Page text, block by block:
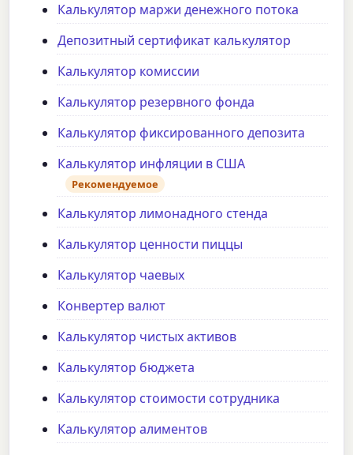
Калькулятор маржи денежного потока
Депозитный сертификат калькулятор
Калькулятор комиссии
Калькулятор резервного фонда
Калькулятор фиксированного депозита
Калькулятор инфляции в США
Рекомендуемое
Калькулятор лимонадного стенда
Калькулятор ценности пиццы
Калькулятор чаевых
Конвертер валют
Калькулятор чистых активов
Калькулятор бюджета
Калькулятор стоимости сотрудника
Калькулятор алиментов